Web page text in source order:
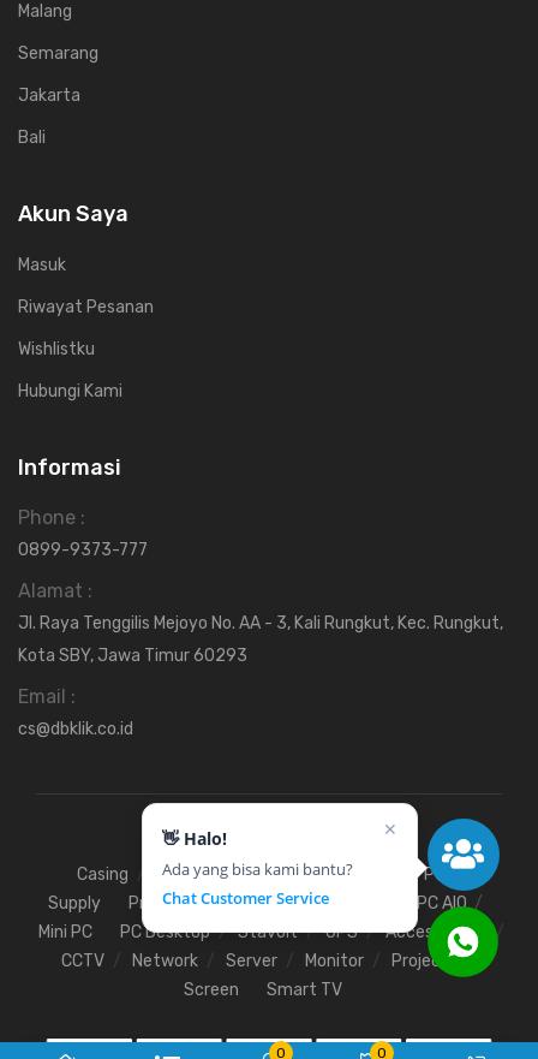
👋 Halo!
Ada yang bisa kami bantu?
Chat Customer Service
✕
0 0
Malang
Semarang
Jakarta
Bali
Akun Saya
Masuk
Riwayat Pesanan
Wishlistku
Hubungi Kami
Informasi
Phone :
0899-9373-777
Alamat :
Jl. Raya Tenggilis Mejoyo No. AA - 3, Kali Rungkut, Kec. Rungkut,
Kota SBY, Jawa Timur 60293
Email :
cs@dbklik.co.id
Casing Fan Hardisk Motherboard
Power
Supply
Processor SSD RAM
PC AIO
Mini PC
PC Desktop Stavolt UPS
Access Point
CCTV
Network Server Monitor
Projector
Screen
Smart TV